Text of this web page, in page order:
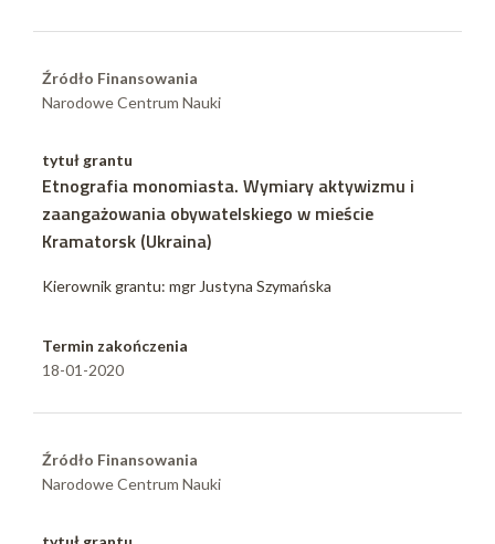
Źródło Finansowania
Narodowe Centrum Nauki
tytuł grantu
Etnografia monomiasta. Wymiary aktywizmu i
zaangażowania obywatelskiego w mieście
Kramatorsk (Ukraina)
Kierownik grantu: mgr Justyna Szymańska
Termin zakończenia
18-01-2020
Źródło Finansowania
Narodowe Centrum Nauki